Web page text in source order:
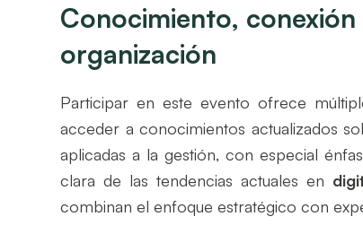
Conocimiento,
organización
Participar en este evento ofrece
acceder a conocimientos actualizados
aplicadas a la gestión, con especial
clara de las tendencias actuales en
combinan el enfoque estratégico con